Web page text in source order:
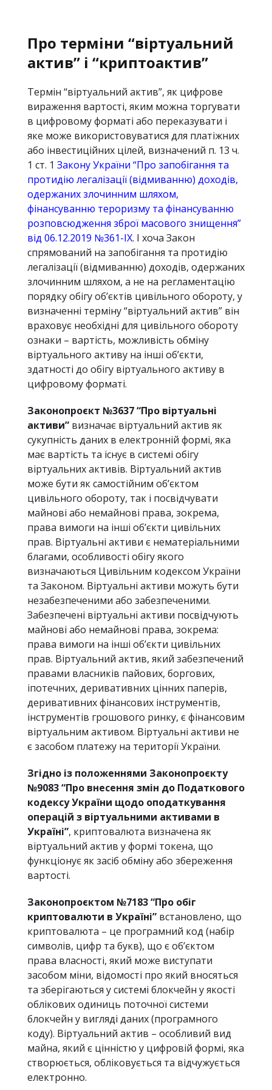
Про терміни “віртуальний
актив” і “криптоактив”
Термін “віртуальний актив”, як цифрове
вираження вартості, яким можна торгувати
в цифровому форматі або переказувати і
яке може використовуватися для платіжних
або інвестиційних цілей, визначений п. 13 ч.
1 ст. 1 Закону України “Про запобігання та
протидію легалізації (відмиванню) доходів,
одержаних злочинним шляхом,
фінансуванню тероризму та фінансуванню
розповсюдження зброї масового знищення”
від 06.12.2019 №361-IX. І хоча Закон
спрямований на запобігання та протидію
легалізації (відмиванню) доходів, одержаних
злочинним шляхом, а не на регламентацію
порядку обігу об’єктів цивільного обороту, у
визначенні терміну “віртуальний актив” він
враховує необхідні для цивільного обороту
ознаки – вартість, можливість обміну
віртуального активу на інші об’єкти,
здатності до обігу віртуального активу в
цифровому форматі.
Законопроєкт №3637 “Про віртуальні
активи” визначає віртуальний актив як
сукупність даних в електронній формі, яка
має вартість та існує в системі обігу
віртуальних активів. Віртуальний актив
може бути як самостійним об’єктом
цивільного обороту, так і посвідчувати
майнові або немайнові права, зокрема,
права вимоги на інші об’єкти цивільних
прав. Віртуальні активи є нематеріальними
благами, особливості обігу якого
визначаються Цивільним кодексом України
та Законом. Віртуальні активи можуть бути
незабезпеченими або забезпеченими.
Забезпечені віртуальні активи посвідчують
майнові або немайнові права, зокрема:
права вимоги на інші об’єкти цивільних
прав. Віртуальний актив, який забезпечений
правами власників пайових, боргових,
іпотечних, деривативних цінних паперів,
деривативних фінансових інструментів,
інструментів грошового ринку, є фінансовим
віртуальним активом. Віртуальні активи не
є засобом платежу на території України.
Згідно із положеннями Законопроєкту
№9083 “Про внесення змін до Податкового
кодексу України щодо оподаткування
операцій з віртуальними активами в
Україні”, криптовалюта визначена як
віртуальний актив у формі токена, що
функціонує як засіб обміну або збереження
вартості.
Законопроєктом №7183 “Про обіг
криптовалюти в Україні” встановлено, що
криптовалюта – це програмний код (набір
символів, цифр та букв), що є об’єктом
права власності, який може виступати
засобом міни, відомості про який вносяться
та зберігаються у системі блокчейн у якості
облікових одиниць поточної системи
блокчейн у вигляді даних (програмного
коду). Віртуальний актив – особливий вид
майна, який є цінністю у цифровій формі, яка
створюється, обліковується та відчужується
електронно.